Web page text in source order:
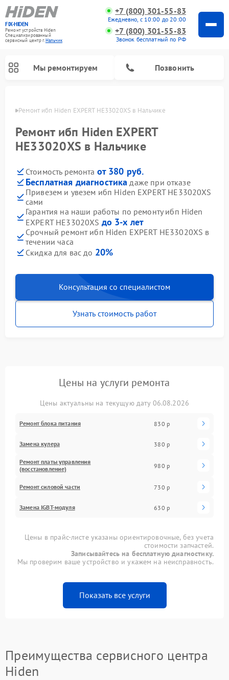
FIX-HIDEN
Ремонт устройств Hiden
Специализированный
cервисный центр г.Нальчик
+7 (800) 301-55-83
Ежедневно, с 10:00 до 20:00
+7 (800) 301-55-83
Звонок бесплатный по РФ
Мы ремонтируем Позвонить
Ремонт ибп Hiden EXPERT HE33020XS в Нальчике
Ремонт ибп Hiden EXPERT
HE33020XS в Нальчике
Стоимость ремонта от 380 руб.
Бесплатная диагностика даже при отказе
Привезем и увезем ибп Hiden EXPERT HE33020XS
сами
Гарантия на наши работы по ремонту ибп Hiden
EXPERT HE33020XS до 3-х лет
Срочный ремонт ибп Hiden EXPERT HE33020XS в
течении часа
Скидка для вас до 20%
Консультация со специалистом
Узнать стоимость работ
Цены на услуги ремонта
Цены актуальны на текущую дату 06.08.2026
Ремонт блока питания 830 р
Замена кулера 380 р
Ремонт платы управления
(восстановление)
980 р
Ремонт силовой части 730 р
Замена IGBT-модуля 630 р
Цены в прайс-листе указаны ориентировочные, без учета
стоимости запчастей.
Записывайтесь на бесплатную диагностику.
Мы проверим ваше устройство и укажем на неисправность.
Показать все услуги
Преимущества сервисного центра
Hiden